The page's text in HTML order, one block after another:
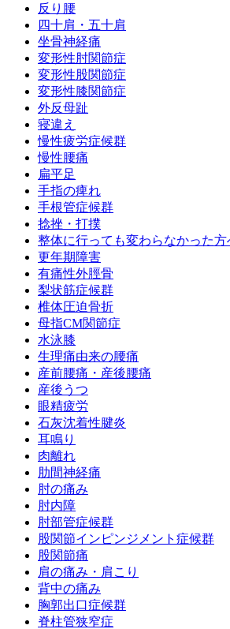
反り腰
四十肩・五十肩
坐骨神経痛
変形性肘関節症
変形性股関節症
変形性膝関節症
外反母趾
寝違え
慢性疲労症候群
慢性腰痛
扁平足
手指の痺れ
手根管症候群
捻挫・打撲
整体に行っても変わらなかった方
更年期障害
有痛性外脛骨
梨状筋症候群
椎体圧迫骨折
母指CM関節症
水泳膝
生理痛由来の腰痛
産前腰痛・産後腰痛
産後うつ
眼精疲労
石灰沈着性腱炎
耳鳴り
肉離れ
肋間神経痛
肘の痛み
肘内障
肘部管症候群
股関節インピンジメント症候群
股関節痛
肩の痛み・肩こり
背中の痛み
胸郭出口症候群
脊柱管狭窄症